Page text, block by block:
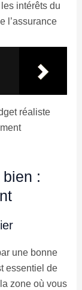
intérêts du
l’assurance
réaliste
:
une bonne
essentiel de
zone où vous